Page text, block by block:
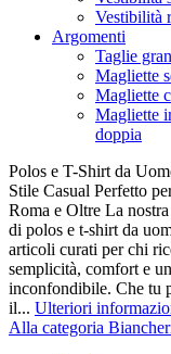
Vestibilità
Argomenti
Taglie
Magliette
Magliette
Magliette
doppia
Polos e T-Shirt da
Stile Casual Perfetto
Roma e Oltre La
di polos e t-shirt da
articoli curati per chi
semplicità, comfort e
inconfondibile. Che tu
il... Ulteriori
Alla categoria